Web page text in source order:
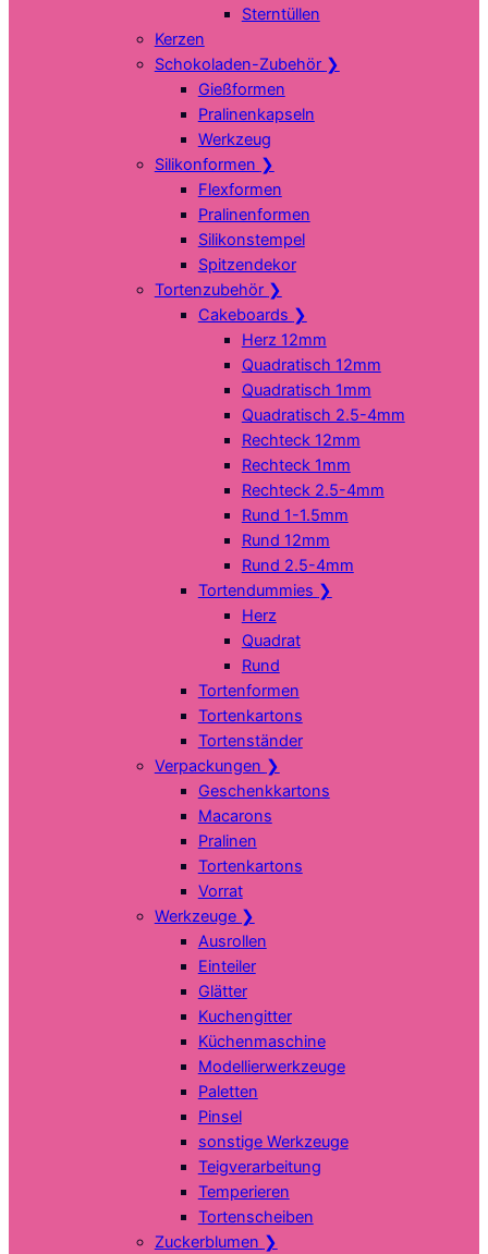
Sterntüllen
Kerzen
Schokoladen-Zubehör ❯
Gießformen
Pralinenkapseln
Werkzeug
Silikonformen ❯
Flexformen
Pralinenformen
Silikonstempel
Spitzendekor
Tortenzubehör ❯
Cakeboards ❯
Herz 12mm
Quadratisch 12mm
Quadratisch 1mm
Quadratisch 2.5-4mm
Rechteck 12mm
Rechteck 1mm
Rechteck 2.5-4mm
Rund 1-1.5mm
Rund 12mm
Rund 2.5-4mm
Tortendummies ❯
Herz
Quadrat
Rund
Tortenformen
Tortenkartons
Tortenständer
Verpackungen ❯
Geschenkkartons
Macarons
Pralinen
Tortenkartons
Vorrat
Werkzeuge ❯
Ausrollen
Einteiler
Glätter
Kuchengitter
Küchenmaschine
Modellierwerkzeuge
Paletten
Pinsel
sonstige Werkzeuge
Teigverarbeitung
Temperieren
Tortenscheiben
Zuckerblumen ❯